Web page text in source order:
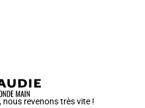
nous revenons très vite !